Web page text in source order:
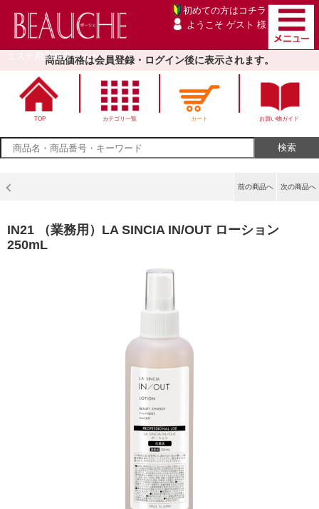
エステ用品卸売サイト
初めての方は コチラ
ようこそ ゲスト 様
商品価格は会員登録・ログイン後に表示されます。
TOP カテゴリ一覧 カート お買い物ガイド
次の商品へ
前の商品へ
IN21 （業務用）LA SINCIA IN/OUT ローション
250mL